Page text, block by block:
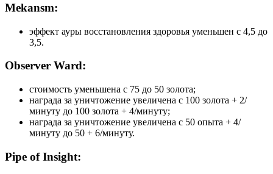
Mekansm:
эффект ауры восстановления здоровья уменьшен с 4,5 до
3,5.
Observer Ward:
стоимость уменьшена с 75 до 50 золота;
награда за уничтожение увеличена с 100 золота + 2/
минуту до 100 золота + 4/минуту;
награда за уничтожение увеличена с 50 опыта + 4/
минуту до 50 + 6/минуту.
Pipe of Insight: